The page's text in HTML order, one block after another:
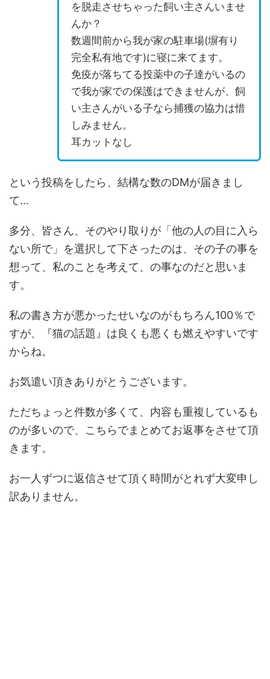
を脱走させちゃった飼い主さんいませ
んか？
数週間前から我が家の駐車場(塀有り
完全私有地です)に寝に来てます。
免疫が落ちてる投薬中の子達がいるの
で我が家での保護はできませんが、飼
い主さんがいる子なら捕獲の協力は惜
しみません。
耳カットなし
という投稿をしたら、結構な数のDMが届きまし
て…
多分、皆さん、そのやり取りが「他の人の目に入ら
ない所で」を選択して下さったのは、その子の事を
想って、私のことを考えて、の事なのだと思いま
す。
私の書き方が悪かったせいなのがもちろん100％で
すが、『猫の話題』は良くも悪くも燃えやすいです
からね。
お気遣い頂きありがとうございます。
ただちょっと件数が多くて、内容も重複しているも
のが多いので、こちらでまとめてお返事をさせて頂
きます。
お一人ずつに返信させて頂く時間がとれず大変申し
訳ありません。